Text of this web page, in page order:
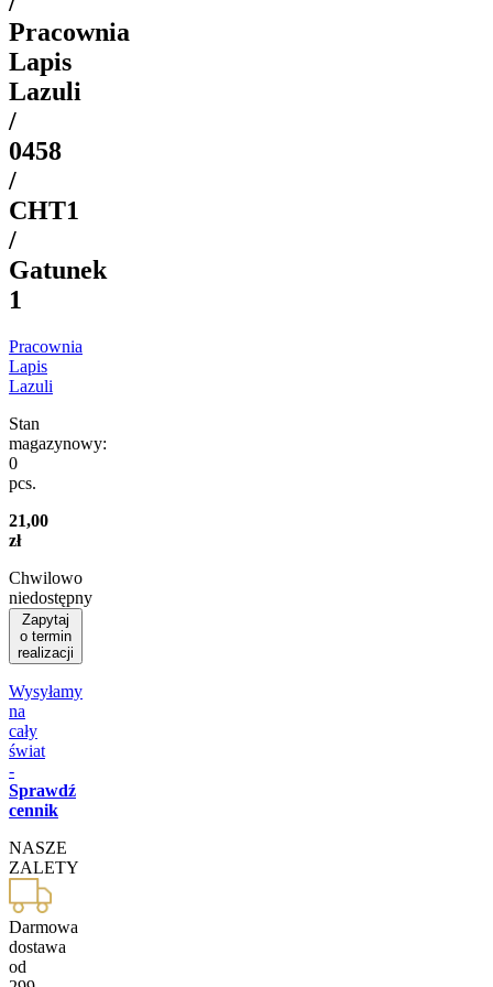
Pracownia
Lapis
Lazuli
/
0458
/
CHT1
/
Gatunek
1
Pracownia
Lapis
Lazuli
Stan
magazynowy:
0
pcs.
21,00
zł
Chwilowo
niedostępny
Zapytaj
o termin
realizacji
Wysyłamy
na
cały
świat
-
Sprawdź
cennik
NASZE
ZALETY
Darmowa
dostawa
od